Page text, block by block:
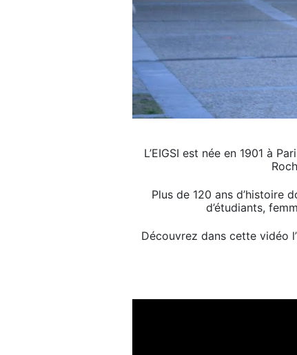
L’EIGSI est née en 1901 à
Plus de 120 ans d’histoire
d’étudiants,
Découvrez dans cette vidéo